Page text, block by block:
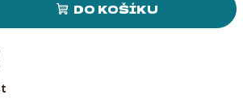
DO KOŠÍKU